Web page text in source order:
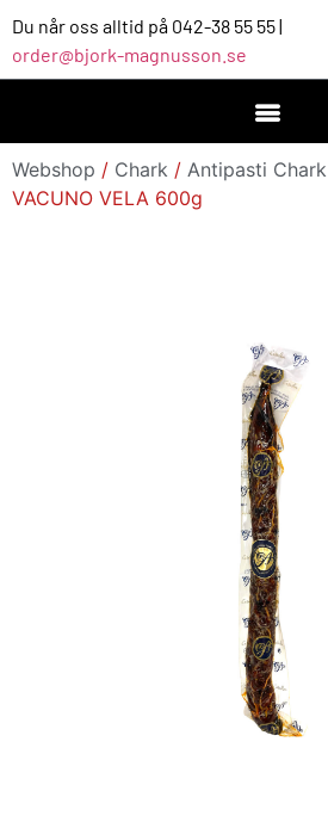
Du når oss alltid på 042-38 55 55 |
order@bjork-magnusson.se
Webshop / Chark / Antipasti Chark
VACUNO VELA 600g